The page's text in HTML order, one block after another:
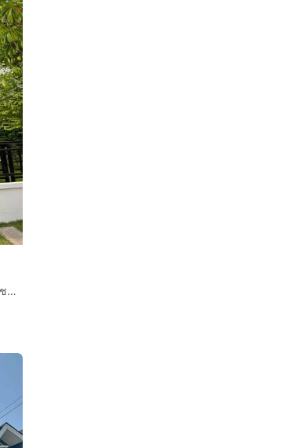
บ้านเดี่ยว 2 ชั้น 51 ตร.ว. หมู่บ้านเซนโทรประชาอุทิศ90 ใกล้บิ๊กซี ประชาอุทิศ90 ซอยประชาอุทิศ90 ถนนกาญจนาภิเษก ถนนประชาสามัคคี พระสมุทรเจดีย์